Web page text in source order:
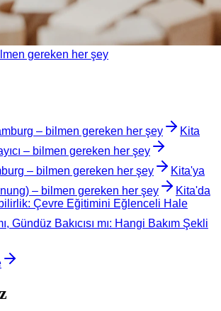
gereken her şey
– bilmen gereken her şey
Kita
– bilmen gereken her şey
– bilmen gereken her şey
Kita'ya
– bilmen gereken her şey
Kita'da
Çevre Eğitimini Eğlenceli Hale
Gündüz Bakıcısı mı: Hangi Bakım Şekli